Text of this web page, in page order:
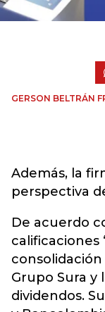
GERSON BELTRÁN
Además, la
perspectiva
De acuerdo
calificaciones
Grupo Sura y
dividendos.